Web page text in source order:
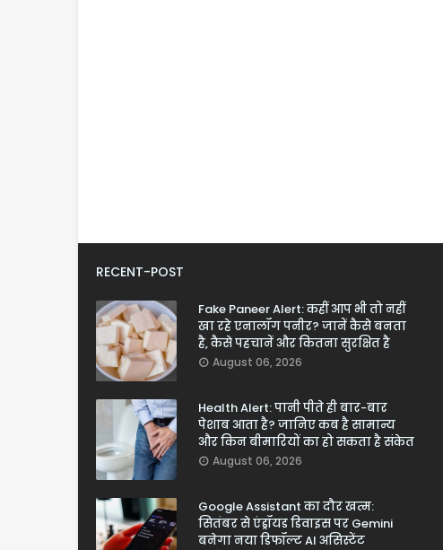
RECENT-POST
Fake Paneer Alert: कहीं आप भी तो नहीं
खा रहे एनालॉग पनीर? जानें कैसे बनता
है, कैसे पहचानें और कितना सुरक्षित है
August 06, 2026
Health Alert: पानी पीते ही बार-बार
पेशाब आता है? जानिए कब है सामान्य
और किन बीमारियों का हो सकता है संकेत
August 06, 2026
Google Assistant का दौर खत्म:
सितंबर से एंड्रॉयड डिवाइस पर Gemini
बनेगा नया डिफॉल्ट AI असिस्टेंट